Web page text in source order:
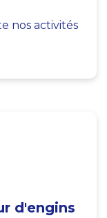
nos activités
d'engins